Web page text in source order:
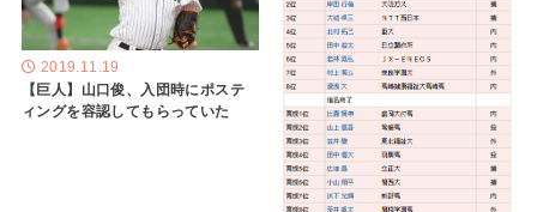
2019.11.19
【巨人】山口俊、入団時にポステ
ィングを容認してもらっていた